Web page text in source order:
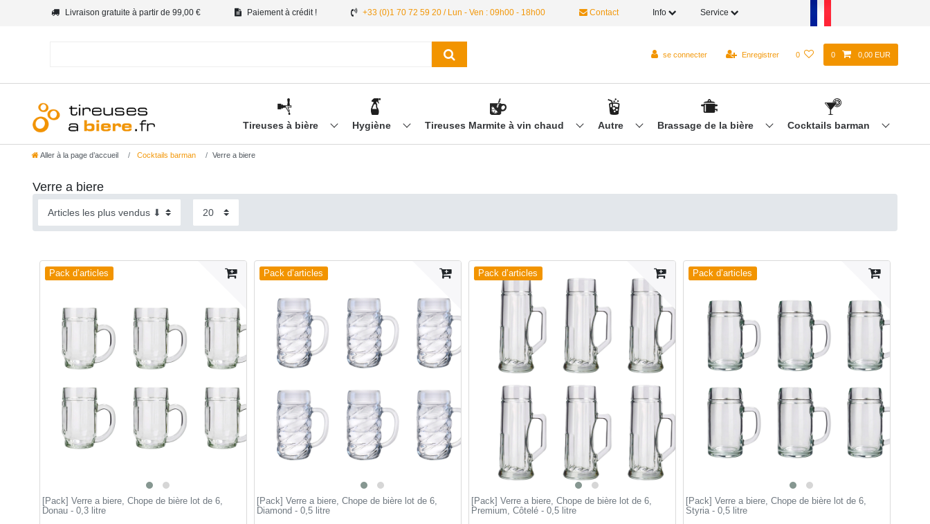
Livraison gratuite à partir de 99,00 € Paiement à crédit ! +33 (0)1 70 72 59 20 / Lun - Ven : 09h00 - 18h00 Contact Info Service
se connecter Enregistrer 0 0 0,00 EUR
Tireuses à bière Hygiène Tireuses Marmite à vin chaud Autre Brassage de la bière Cocktails barman
Aller à la page d’accueil Cocktails barman Verre a biere
Verre a biere
Pack d’articles
[Pack] Verre a biere, Chope de bière lot de 6,
Donau - 0,3 litre
Pack d’articles
[Pack] Verre a biere, Chope de bière lot de 6,
Diamond - 0,5 litre
Pack d’articles
[Pack] Verre a biere, Chope de bière lot de 6,
Premium, Côtelé - 0,5 litre
Pack d’articles
[Pack] Verre a biere, Chope de bière lot de 6,
Styria - 0,5 litre